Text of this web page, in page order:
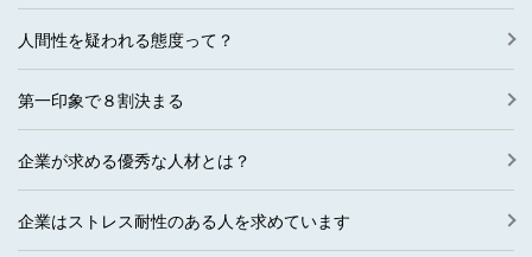
人間性を疑われる態度って？
第一印象で８割決まる
企業が求める優秀な人材とは？
企業はストレス耐性のある人を求めています